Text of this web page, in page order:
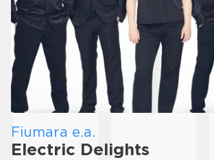
Fiumara e.a.
Electric Delights